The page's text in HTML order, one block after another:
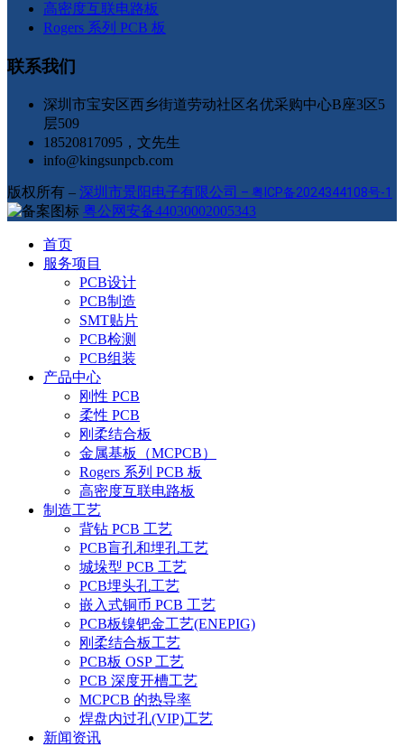
高密度互联电路板
Rogers 系列 PCB 板
联系我们
深圳市宝安区西乡街道劳动社区名优采购中心B座3区5
层509
18520817095，文先生
info@kingsunpcb.com
版权所有 – 深圳市景阳电子有限公司 – 粤ICP备2024344108号-1
粤公网安备44030002005343
首页
服务项目
PCB设计
PCB制造
SMT贴片
PCB检测
PCB组装
产品中心
刚性 PCB
柔性 PCB
刚柔结合板
金属基板（MCPCB）
Rogers 系列 PCB 板
高密度互联电路板
制造工艺
背钻 PCB 工艺
PCB盲孔和埋孔工艺
城垛型 PCB 工艺
PCB埋头孔工艺
嵌入式铜币 PCB 工艺
PCB板镍钯金工艺(ENEPIG)
刚柔结合板工艺
PCB板 OSP 工艺
PCB 深度开槽工艺
MCPCB 的热导率
焊盘内过孔(VIP)工艺
新闻资讯